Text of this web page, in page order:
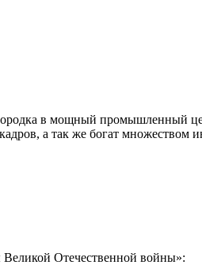
в мощный промышленный
а так же богат множеством
Великой Отечественной войны»: